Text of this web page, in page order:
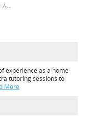
。
experience as a home
tutoring sessions to
More